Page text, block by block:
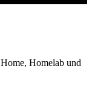
Homelab und